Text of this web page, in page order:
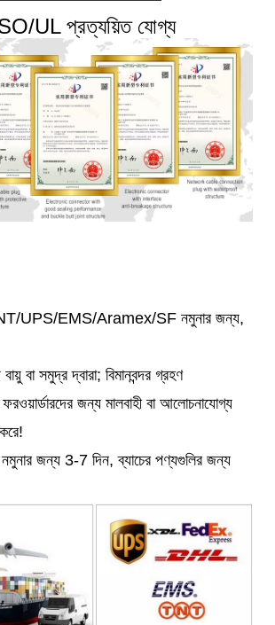
UL প্রত্যয়িত যোগ্য
UPS/EMS/Aramex/SF নমুনার জন্য,
বা সমুদ্র দ্বারা; বিমানবন্দর গ্রহণ
জন্য মালবাহী বা আলোচনাযোগ্য
জন্য 3-7 দিন, ব্যাচের পণ্যগুলির জন্য